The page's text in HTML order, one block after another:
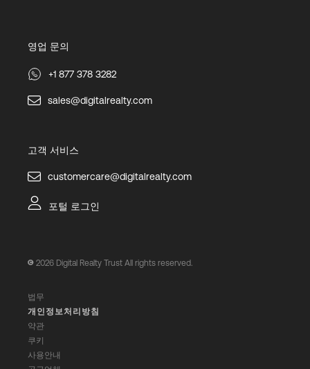
영업 문의
+1 877 378 3282
sales@digitalrealty.com
고객 서비스
customercare@digitalrealty.com
포털 로그인
2026 Digital Realty Trust All rights reserved.
법무
개인정보처리방침
약관
쿠키
사용안내